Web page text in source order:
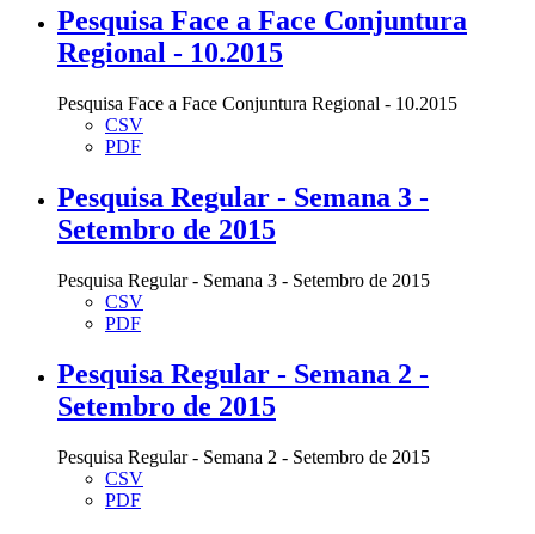
Pesquisa Face a Face Conjuntura
Regional - 10.2015
Pesquisa Face a Face Conjuntura Regional - 10.2015
CSV
PDF
Pesquisa Regular - Semana 3 -
Setembro de 2015
Pesquisa Regular - Semana 3 - Setembro de 2015
CSV
PDF
Pesquisa Regular - Semana 2 -
Setembro de 2015
Pesquisa Regular - Semana 2 - Setembro de 2015
CSV
PDF